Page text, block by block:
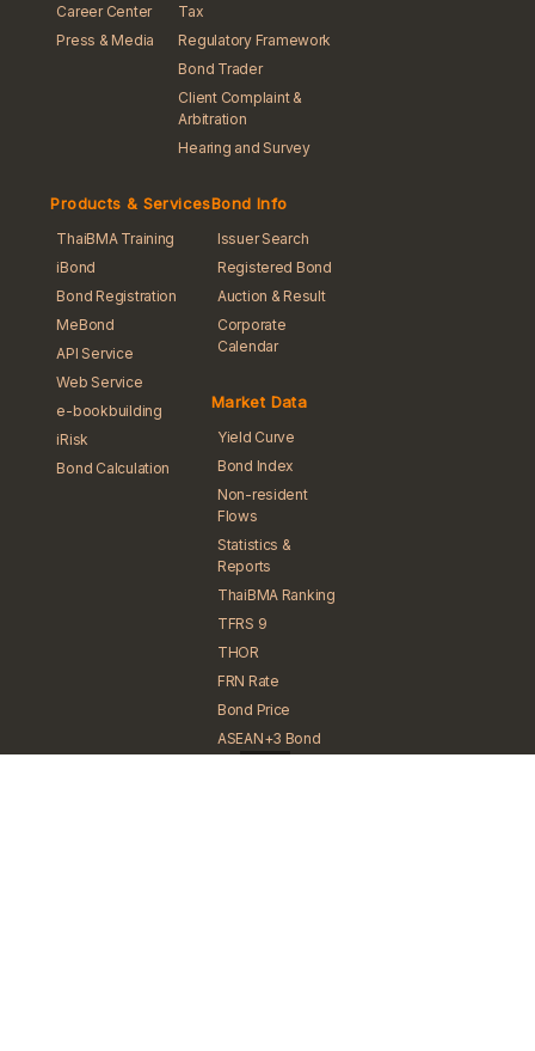
Career Center
Press & Media
Tax
Regulatory Framework
Bond Trader
Client Complaint &
Arbitration
Hearing and Survey
Products & Services
ThaiBMA Training
iBond
Bond Registration
MeBond
API Service
Web Service
e-bookbuilding
iRisk
Bond Calculation
Bond Info
Issuer Search
Registered Bond
Auction & Result
Corporate
Calendar
Market Data
Yield Curve
Bond Index
Non-resident
Flows
Statistics &
Reports
ThaiBMA Ranking
TFRS 9
THOR
FRN Rate
Bond Price
ASEAN+3 Bond
Info